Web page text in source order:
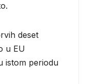
deset
u EU
istom periodu